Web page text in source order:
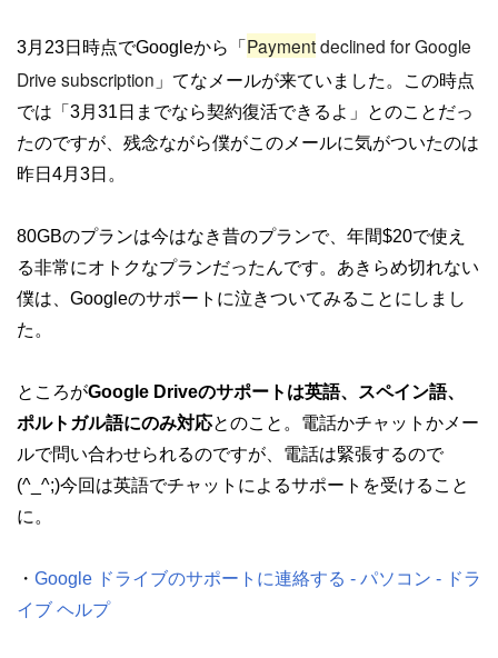
3月23日時点でGoogleから「 Paymentdeclined for Google
Drive subscription 」てなメールが来ていました。この時点
では「3月31日までなら契約復活できるよ」とのことだっ
たのですが、残念ながら僕がこのメールに気がついたのは
昨日4月3日。
80GBのプランは今はなき昔のプランで、年間$20で使え
る非常にオトクなプランだったんです。あきらめ切れない
僕は、Googleのサポートに泣きついてみることにしまし
た。
ところがGoogle Driveのサポートは英語、スペイン語、
ポルトガル語にのみ対応とのこと。電話かチャットかメー
ルで問い合わせられるのですが、電話は緊張するので
(^_^;)今回は英語でチャットによるサポートを受けること
に。
・ Google ドライブのサポートに連絡する - パソコン - ドラ
イブ ヘルプ